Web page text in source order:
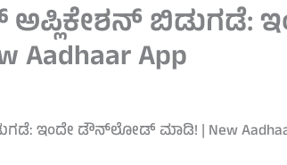
ಬಿಡುಗಡೆ:
App